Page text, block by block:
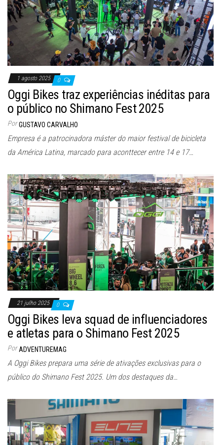
1 agosto 2025 0
Oggi Bikes traz experiências inéditas para
o público no Shimano Fest 2025
Por GUSTAVO CARVALHO
Empresa é a patrocinadora máster do maior festival de bicicleta
da América Latina, marcado para aconttecer entre 14 e 17…
21 julho 2025 0
Oggi Bikes leva squad de influenciadores
e atletas para o Shimano Fest 2025
Por ADVENTUREMAG
A Oggi Bikes prepara uma série de ativações exclusivas para o
público do Shimano Fest 2025. Um dos destaques da…